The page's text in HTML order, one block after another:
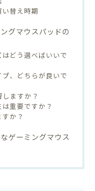
替え時期
グマウスパッドの
どう選べばいいで
、どちらが良いで
ますか？
重要ですか？
か？
ゲーミングマウス